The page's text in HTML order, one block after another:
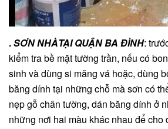
.SƠN NHÀTẠI QUẬN BA ĐÌNH:
kiểm tra bề mặt tường trần, nếu có
sinh và dùng si măng vá hoặc, dùng
băng dính tại những chỗ mà sơn có
nẹp gỗ chân tường, dán băng dính ở
những nơi hai màu khác nhau để cho